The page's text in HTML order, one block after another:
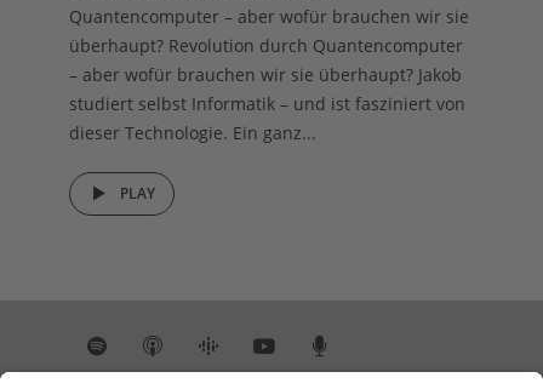
Quantencomputer – aber wofür brauchen wir sie
überhaupt? Revolution durch Quantencomputer
– aber wofür brauchen wir sie überhaupt? Jakob
studiert selbst Informatik – und ist fasziniert von
dieser Technologie. Ein ganz...
PLAY